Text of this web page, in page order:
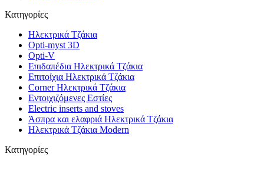
Κατηγορίες
Ηλεκτρικά Τζάκια
Opti-myst 3D
Opti-V
Επιδαπέδια Ηλεκτρικά Τζάκια
Επιτοίχια Ηλεκτρικά Τζάκια
Corner Ηλεκτρικά Τζάκια
Εντοιχιζόμενες Εστίες
Electric inserts and stoves
Άσπρα και ελαφριά Ηλεκτρικά Τζάκια
Ηλεκτρικά Τζάκια Modern
Κατηγορίες